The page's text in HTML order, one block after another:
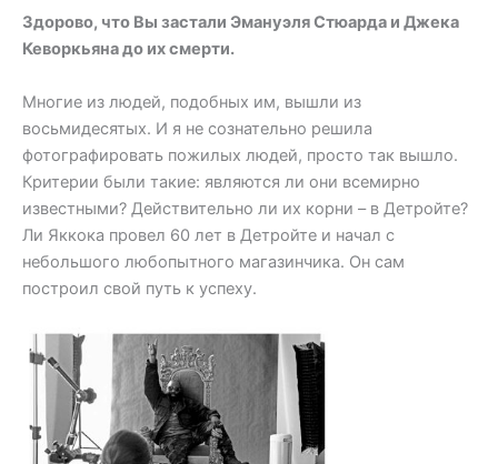
Здорово, что Вы застали Эмануэля Стюарда и Джека
Кеворкьяна до их смерти.
Многие из людей, подобных им, вышли из
восьмидесятых. И я не сознательно решила
фотографировать пожилых людей, просто так вышло.
Критерии были такие: являются ли они всемирно
известными? Действительно ли их корни – в Детройте?
Ли Яккока провел 60 лет в Детройте и начал с
небольшого любопытного магазинчика. Он сам
построил свой путь к успеху.